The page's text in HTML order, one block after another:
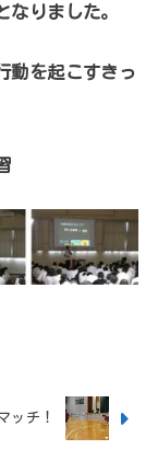
りました。
動を起こすきっ
ッチ！